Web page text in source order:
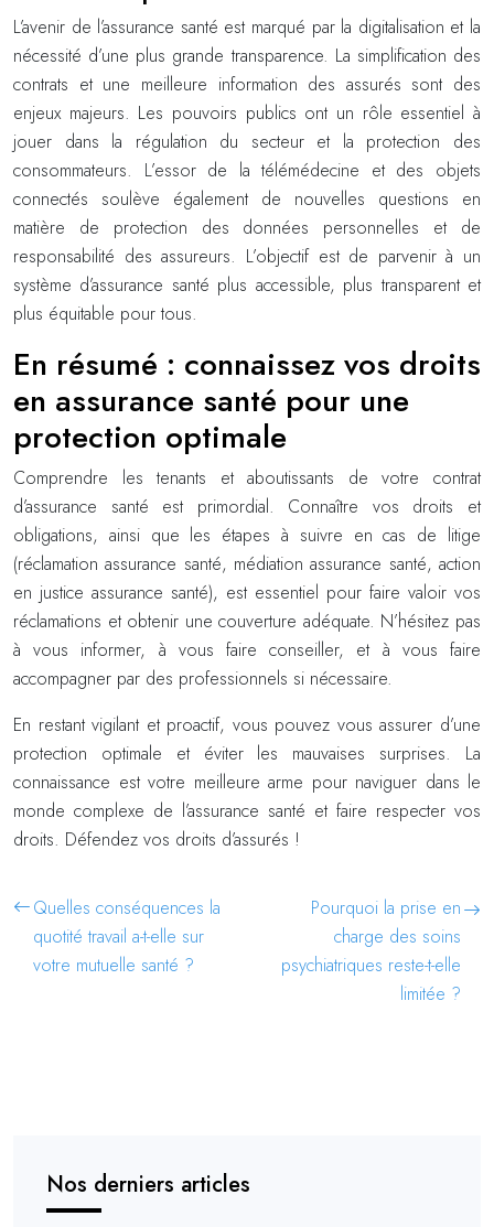
L’avenir de l’assurance santé est marqué par la digitalisation et la
nécessité d’une plus grande transparence. La simplification des
contrats et une meilleure information des assurés sont des
enjeux majeurs. Les pouvoirs publics ont un rôle essentiel à
jouer dans la régulation du secteur et la protection des
consommateurs. L’essor de la télémédecine et des objets
connectés soulève également de nouvelles questions en
matière de protection des données personnelles et de
responsabilité des assureurs. L’objectif est de parvenir à un
système d’assurance santé plus accessible, plus transparent et
plus équitable pour tous.
En résumé : connaissez vos droits
en assurance santé pour une
protection optimale
Comprendre les tenants et aboutissants de votre contrat
d’assurance santé est primordial. Connaître vos droits et
obligations, ainsi que les étapes à suivre en cas de litige
(réclamation assurance santé, médiation assurance santé, action
en justice assurance santé), est essentiel pour faire valoir vos
réclamations et obtenir une couverture adéquate. N’hésitez pas
à vous informer, à vous faire conseiller, et à vous faire
accompagner par des professionnels si nécessaire.
En restant vigilant et proactif, vous pouvez vous assurer d’une
protection optimale et éviter les mauvaises surprises. La
connaissance est votre meilleure arme pour naviguer dans le
monde complexe de l’assurance santé et faire respecter vos
droits. Défendez vos droits d’assurés !
Quelles conséquences la
quotité travail a-t-elle sur
votre mutuelle santé ?
Pourquoi la prise en
charge des soins
psychiatriques reste-t-elle
limitée ?
Nos derniers articles